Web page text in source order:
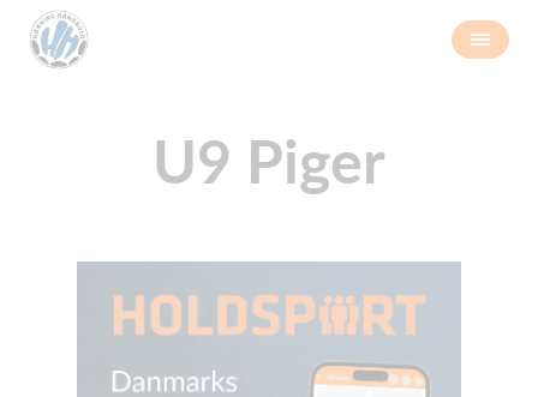
U9 Piger